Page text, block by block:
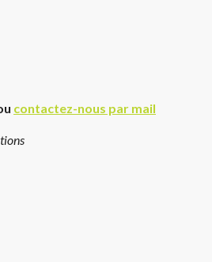
contactez-nous par mail